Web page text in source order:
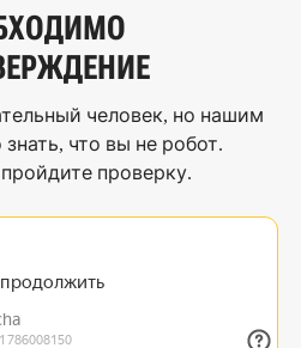
человек, но нашим
что вы не робот.
проверку.